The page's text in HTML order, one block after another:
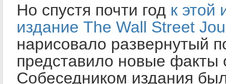
Но спустя почти год к этой
издание The Wall Street
нарисовало развернутый
представило новые факты
Собеседником издания